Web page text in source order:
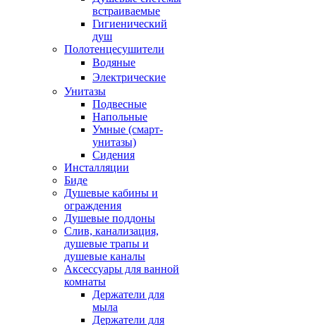
встраиваемые
Гигиенический
душ
Полотенцесушители
ㅤВодяные
ㅤЭлектрические
Унитазы
Подвесные
Напольные
Умные (смарт-
унитазы)
Сидения
Инсталляции
Биде
Душевые кабины и
ограждения
Душевые поддоны
Слив, канализация,
душевые трапы и
душевые каналы
Аксессуары для ванной
комнаты
Держатели для
мыла
Держатели для